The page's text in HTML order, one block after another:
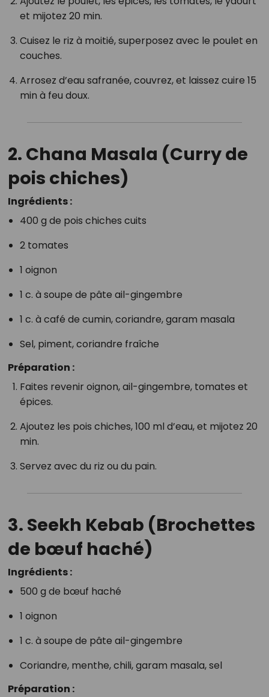
et mijotez 20 min.
Cuisez le riz à moitié, superposez avec le poulet en
couches.
Arrosez d’eau safranée, couvrez, et laissez cuire 15
min à feu doux.
2. Chana Masala (Curry de
pois chiches)
Ingrédients :
400 g de pois chiches cuits
2 tomates
1 oignon
1 c. à soupe de pâte ail-gingembre
1 c. à café de cumin, coriandre, garam masala
Sel, piment, coriandre fraîche
Préparation :
Faites revenir oignon, ail-gingembre, tomates et
épices.
Ajoutez les pois chiches, 100 ml d’eau, et mijotez 20
min.
Servez avec du riz ou du pain.
3. Seekh Kebab (Brochettes
de bœuf haché)
Ingrédients :
500 g de bœuf haché
1 oignon
1 c. à soupe de pâte ail-gingembre
Coriandre, menthe, chili, garam masala, sel
Préparation :